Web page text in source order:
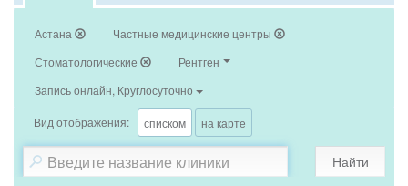
Астана
Частные медицинские центры
Стоматологические
Рентген
Запись онлайн, Круглосуточно
Вид отображения: списком на карте
Найти